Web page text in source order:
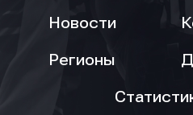
Новости
Регионы